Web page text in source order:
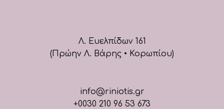
Λ. Ευελπίδων 161
(Πρώην Λ. Βάρης • Κορωπίου)
info@riniotis.gr
+0030 210 96 53 673